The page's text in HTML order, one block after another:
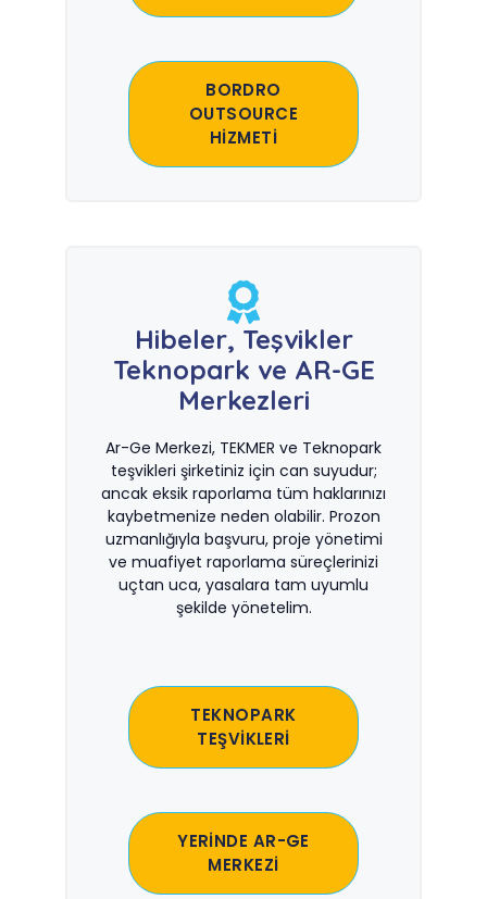
BORDRO
OUTSOURCE
HİZMETİ
Hibeler, Teşvikler
Teknopark ve AR-GE
Merkezleri
Ar-Ge Merkezi, TEKMER ve Teknopark
teşvikleri şirketiniz için can suyudur;
ancak eksik raporlama tüm haklarınızı
kaybetmenize neden olabilir. Prozon
uzmanlığıyla başvuru, proje yönetimi
ve muafiyet raporlama süreçlerinizi
uçtan uca, yasalara tam uyumlu
şekilde yönetelim.
TEKNOPARK
TEŞVİKLERİ
YERİNDE AR-GE
MERKEZİ